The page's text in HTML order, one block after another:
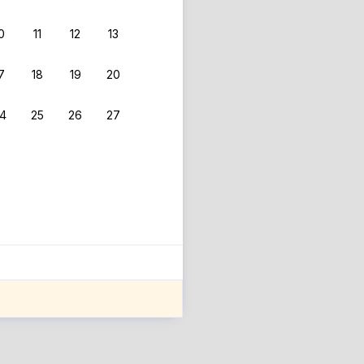
11 12 13
18 19 20
25 26 27